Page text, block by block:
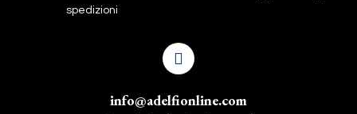
spedizioni
info@adelfionline.com